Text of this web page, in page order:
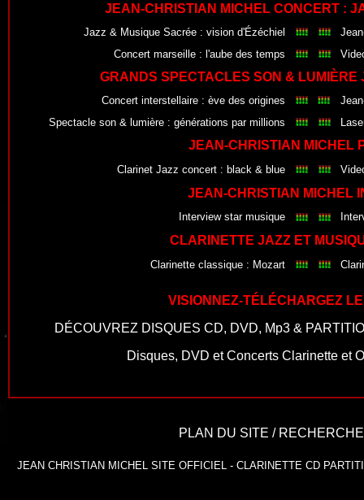
JEAN-CHRISTIAN MICHEL CONCERT :
Jazz & Musique Sacrée : vision d'Ézéchiel
Concert marseille : l'aube des temps
GRANDS SPECTACLES SON & LUMIÈRE
Concert interstellaire : ève des origines
Spectacle son & lumière : générations par millions
JEAN-CHRISTIAN MICHEL
Clarinet Jazz concert : black & blue
JEAN-CHRISTIAN MICHEL
Interview star musique
CLARINETTE JAZZ ET
Clarinette classique : Mozart
VISIONNEZ-TÉLÉCHARGEZ
DÉCOUVREZ DISQUES CD, DVD, Mp3 &
Disques, DVD et Concerts Clarinette et
PLAN DU SITE /
JEAN CHRISTIAN MICHEL SITE OFFICIEL - CLARINETTE CD